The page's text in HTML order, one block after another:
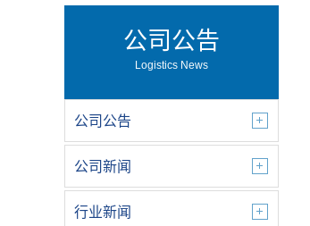
公司公告
Logistics News
公司公告
公司新闻
行业新闻